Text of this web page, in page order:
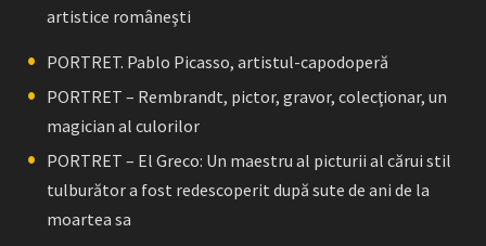
artistice româneşti
PORTRET. Pablo Picasso, artistul-capodoperă
PORTRET – Rembrandt, pictor, gravor, colecţionar, un
magician al culorilor
PORTRET – El Greco: Un maestru al picturii al cărui stil
tulburător a fost redescoperit după sute de ani de la
moartea sa